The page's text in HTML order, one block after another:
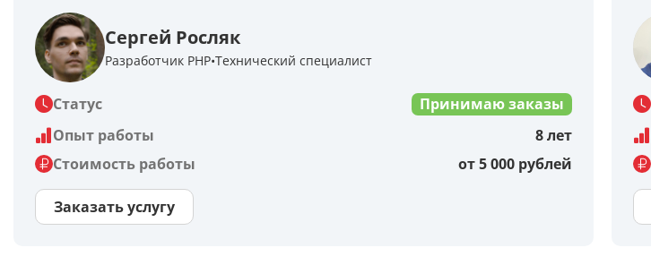
Сергей Росляк
Разработчик PHP Технический специалист
Статус
Принимаю заказы
Опыт работы
8 лет
Стоимость работы
от 5 000 рублей
Заказать услугу